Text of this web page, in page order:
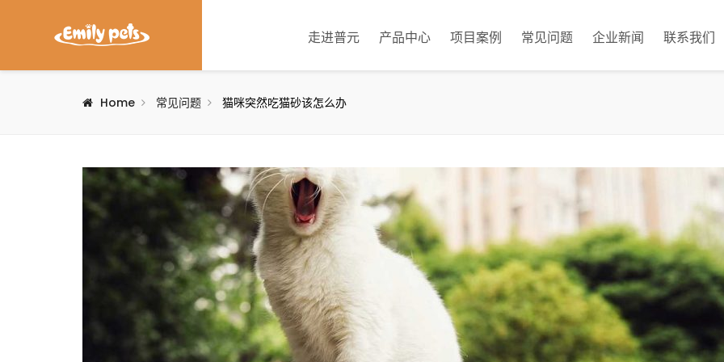
走进普元 产品中心 项目案例 常见问题 企业新闻 联系我们
Home 常见问题 猫咪突然吃猫砂该怎么办